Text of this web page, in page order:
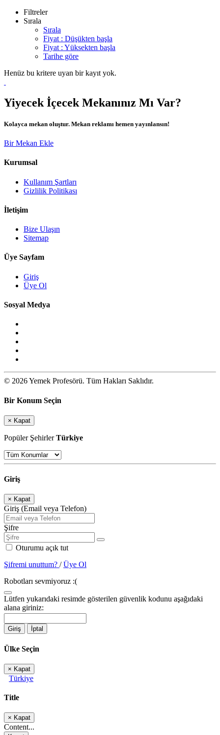
Filtreler
Sırala
Sırala
Fiyat : Düşükten başla
Fiyat : Yüksekten başla
Tarihe göre
Henüz bu kritere uyan bir kayıt yok.
Yiyecek İçecek Mekanınız Mı Var?
Kolayca mekan oluştur. Mekan reklamı hemen yayınlansın!
Bir Mekan Ekle
Kurumsal
Kullanım Şartları
Gizlilik Politikası
İletişim
Bize Ulaşın
Sitemap
Üye Sayfam
Giriş
Üye Ol
Sosyal Medya
© 2026 Yemek Profesörü. Tüm Hakları Saklıdır.
Bir Konum Seçin
× Kapat
Popüler ŞehirlerTürkiye
Giriş
× Kapat
Giriş (Email veya Telefon)
Şifre
Oturumu açık tut
Şifremi unuttum? /Üye Ol
Robotları sevmiyoruz :(
Lütfen yukarıdaki resimde gösterilen güvenlik kodunu aşağıdaki
alana giriniz:
Giriş İptal
Ülke Seçin
× Kapat
Türkiye
Title
× Kapat
Content...